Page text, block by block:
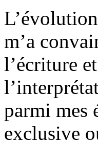
m’a
l’écriture
parmi mes
exclusive